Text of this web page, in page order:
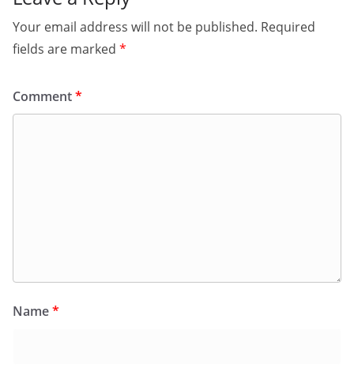
Your email address will not be published. Required
fields are marked *
Comment*
Name*